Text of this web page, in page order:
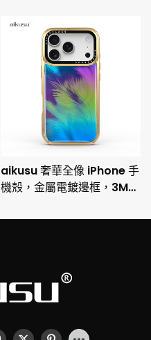
aikusu 奢華全像 iPhone 手
機殼，金屬電鍍邊框，3M